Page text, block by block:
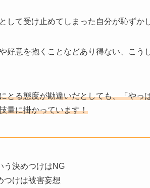
して受け止めてしまった自分が恥ずか
好意を抱くことなどあり得ない、こう
とる態度が勘違いだとしても、「やっ
量に掛かっています！
う決めつけはNG
つけは被害妄想